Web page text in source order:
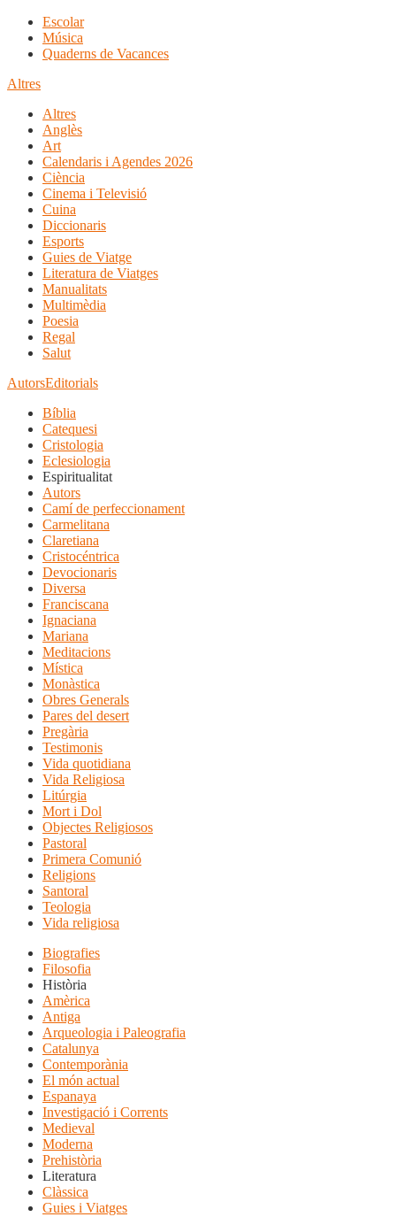
Escolar
Música
Quaderns de Vacances
Altres
Altres
Anglès
Art
Calendaris i Agendes 2026
Ciència
Cinema i Televisió
Cuina
Diccionaris
Esports
Guies de Viatge
Literatura de Viatges
Manualitats
Multimèdia
Poesia
Regal
Salut
AutorsEditorials
Bíblia
Catequesi
Cristologia
Eclesiologia
Espiritualitat
Autors
Camí de perfeccionament
Carmelitana
Claretiana
Cristocéntrica
Devocionaris
Diversa
Franciscana
Ignaciana
Mariana
Meditacions
Mística
Monàstica
Obres Generals
Pares del desert
Pregària
Testimonis
Vida quotidiana
Vida Religiosa
Litúrgia
Mort i Dol
Objectes Religiosos
Pastoral
Primera Comunió
Religions
Santoral
Teologia
Vida religiosa
Biografies
Filosofia
Història
Amèrica
Antiga
Arqueologia i Paleografia
Catalunya
Contemporània
El món actual
Espanaya
Investigació i Corrents
Medieval
Moderna
Prehistòria
Literatura
Clàssica
Guies i Viatges